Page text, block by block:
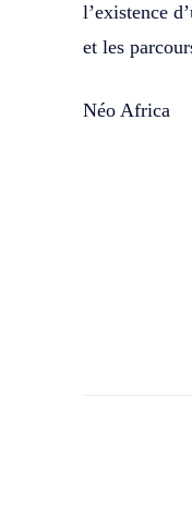
l’existence
et les
Néo Africa